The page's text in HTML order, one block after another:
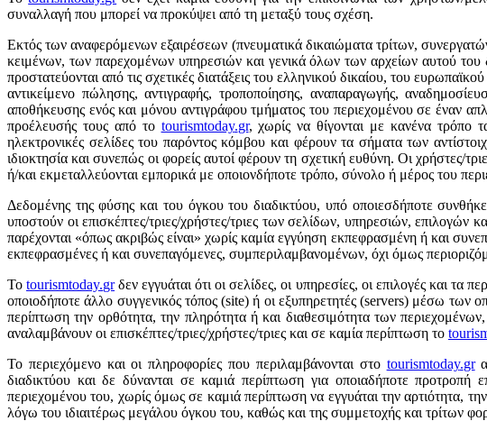
συναλλαγή που μπορεί να προκύψει από τη μεταξύ τους σχέση.
Εκτός των αναφερόμενων εξαιρέσεων (πνευματικά δικαιώματα τρίτων,
κειμένων, των παρεχομένων υπηρεσιών και γενικά όλων των αρχείων αυτού
προστατεύονται από τις σχετικές διατάξεις του ελληνικού δικαίου, του
αντικείμενο πώλησης, αντιγραφής, τροποποίησης, αναπαραγωγής,
αποθήκευσης ενός και μόνου αντιγράφου τμήματος του περιεχομένου σε έναν
προέλευσής τους από το tourismtoday.gr, χωρίς να θίγονται με κανένα τρόπο
ηλεκτρονικές σελίδες του παρόντος κόμβου και φέρουν τα σήματα των
ιδιοκτησία και συνεπώς οι φορείς αυτοί φέρουν τη σχετική ευθύνη. Οι χρήστες/
ή/και εκμεταλλεύονται εμπορικά με οποιονδήποτε τρόπο, σύνολο ή μέρος του
Δεδομένης της φύσης και του όγκου του διαδικτύου, υπό οποιεσδήποτε
υποστούν οι επισκέπτες/τριες/χρήστες/τριες των σελίδων, υπηρεσιών, επιλογών
παρέχονται «όπως ακριβώς είναι» χωρίς καμία εγγύηση εκπεφρασμένη ή και
εκπεφρασμένες ή και συνεπαγόμενες, συμπεριλαμβανομένων, όχι όμως
Τοtourismtoday.grδεν εγγυάται ότι οι σελίδες, οι υπηρεσίες, οι επιλογές και τα
οποιοδήποτε άλλο συγγενικός τόπος (site) ή οι εξυπηρετητές (servers) μέσω των
περίπτωση την ορθότητα, την πληρότητα ή και διαθεσιμότητα των
αναλαμβάνουν οι επισκέπτες/τριες/χρήστες/τριες και σε καμία περίπτωση το
Το περιεχόμενο και οι πληροφορίες που περιλαμβάνονται στο tourismtoday.gr
διαδικτύου και δε δύνανται σε καμιά περίπτωση για οποιαδήποτε
περιεχομένου του, χωρίς όμως σε καμιά περίπτωση να εγγυάται την αρτιότητα,
λόγω του ιδιαιτέρως μεγάλου όγκου του, καθώς και της συμμετοχής και